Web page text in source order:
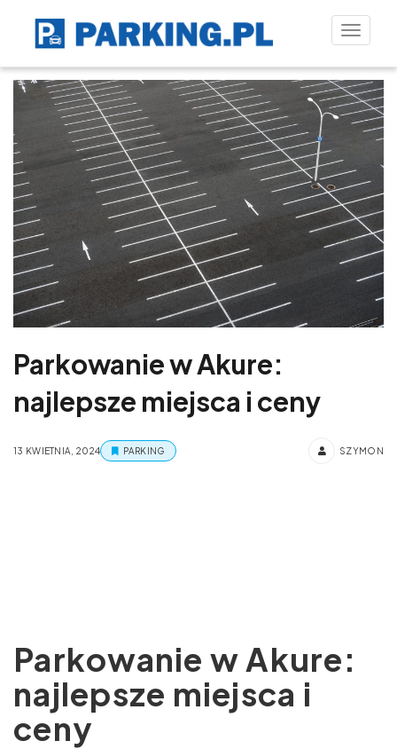
Toggle
Parkowanie w Akure:
najlepsze miejsca i ceny
13 KWIETNIA, 2024 PARKING SZYMON
Parkowanie w Akure:
najlepsze miejsca i
ceny